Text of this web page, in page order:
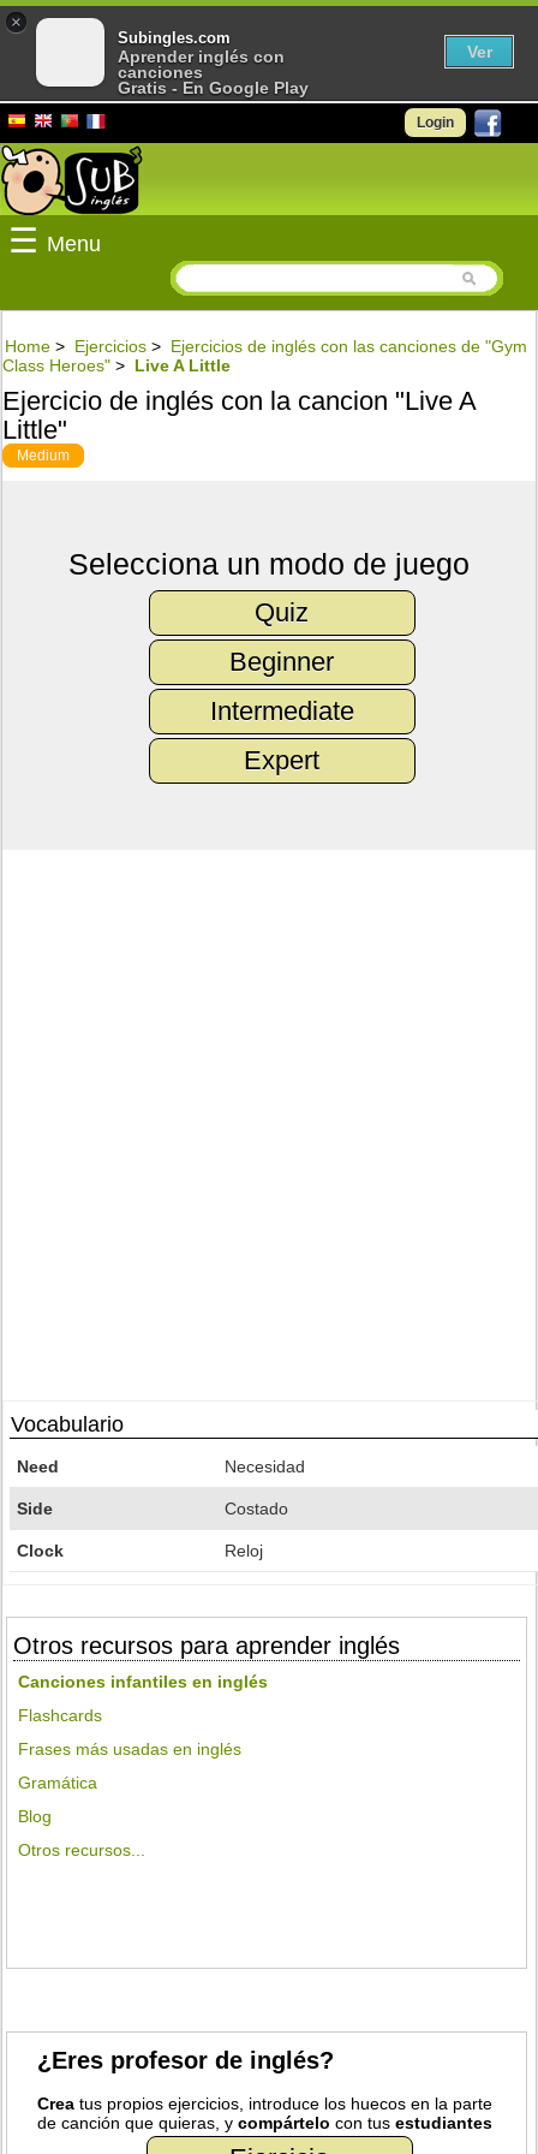
Login
☰ Menu
Home > Ejercicios > Ejercicios de inglés con las canciones de "Gym
Class Heroes" > Live A Little
Ejercicio de inglés con la cancion "Live A
Little"
Medium
Selecciona un modo de juego
Quiz
Beginner
Intermediate
Expert
Vocabulario
Need Necesidad
Side Costado
Clock Reloj
Otros recursos para aprender inglés
Canciones infantiles en inglés
Flashcards
Frases más usadas en inglés
Gramática
Blog
Otros recursos...
¿Eres profesor de inglés?
Crea tus propios ejercicios, introduce los huecos en la parte
de canción que quieras, ycompártelo con tusestudiantes
×
Subingles.com
Aprender inglés con
canciones
Gratis - En Google Play
Ver